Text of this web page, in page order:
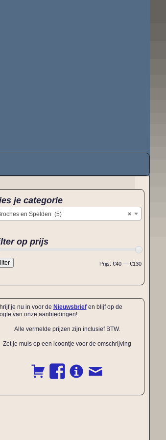
je categorie
×
en Spelden (5)
op prijs
Prijs: €40 — €130
je nu in voor de Nieuwsbriefen blijf op de
van onze aanbiedingen!
Alle vermelde prijzen zijn inclusief BTW.
Zet je muis op een icoontje voor de omschrijving